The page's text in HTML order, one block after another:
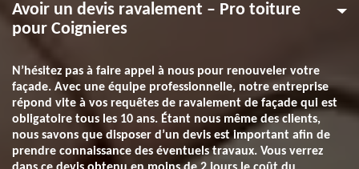
Avoir un devis ravalement – Pro toiture
pour Coignieres
N’hésitez pas à faire appel à nous pour renouveler votre
façade. Avec une équipe professionnelle, notre entreprise
répond vite à vos requêtes de ravalement de façade qui est
obligatoire tous les 10 ans. Étant nous même des clients,
nous savons que disposer d’un devis est important afin de
prendre connaissance des éventuels travaux. Vous verrez